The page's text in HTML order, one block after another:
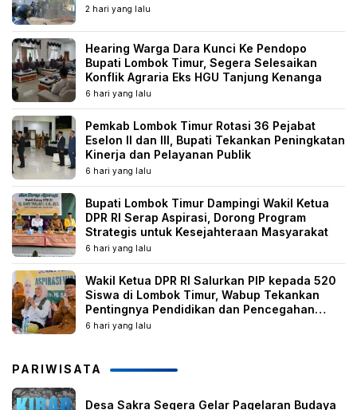
2 hari yang lalu
Hearing Warga Dara Kunci Ke Pendopo
Bupati Lombok Timur, Segera Selesaikan
Konflik Agraria Eks HGU Tanjung Kenanga
6 hari yang lalu
Pemkab Lombok Timur Rotasi 36 Pejabat
Eselon II dan III, Bupati Tekankan Peningkatan
Kinerja dan Pelayanan Publik
6 hari yang lalu
Bupati Lombok Timur Dampingi Wakil Ketua
DPR RI Serap Aspirasi, Dorong Program
Strategis untuk Kesejahteraan Masyarakat
6 hari yang lalu
Wakil Ketua DPR RI Salurkan PIP kepada 520
Siswa di Lombok Timur, Wabup Tekankan
Pentingnya Pendidikan dan Pencegahan
Perkawinan Anak
6 hari yang lalu
PARIWISATA
Desa Sakra Segera Gelar Pagelaran Budaya